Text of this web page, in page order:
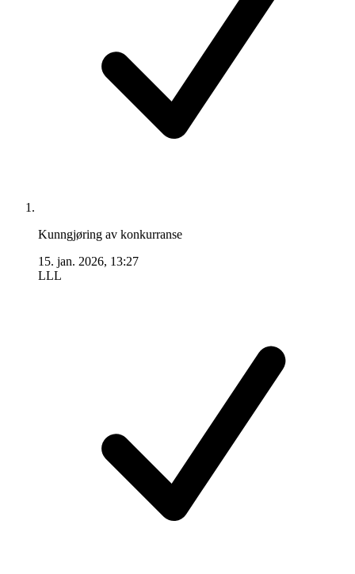
Kunngjøring av konkurranse
15. jan. 2026, 13:27
LLL